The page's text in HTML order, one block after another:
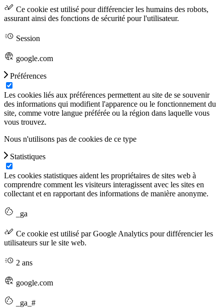
Ce cookie est utilisé pour différencier les humains des robots,
assurant ainsi des fonctions de sécurité pour l'utilisateur.
Session
google.com
Préférences
Les cookies liés aux préférences permettent au site de se souvenir
des informations qui modifient l'apparence ou le fonctionnement du
site, comme votre langue préférée ou la région dans laquelle vous
vous trouvez.
Nous n'utilisons pas de cookies de ce type
Statistiques
Les cookies statistiques aident les propriétaires de sites web à
comprendre comment les visiteurs interagissent avec les sites en
collectant et en rapportant des informations de manière anonyme.
_ga
Ce cookie est utilisé par Google Analytics pour différencier les
utilisateurs sur le site web.
2 ans
google.com
_ga_#